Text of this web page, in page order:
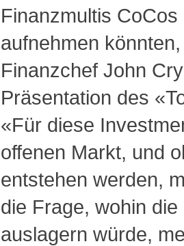
Finanzmultis
aufnehmen
Finanzchef John
Präsentation des
«Für diese
offenen Markt, und
entstehen werden,
die Frage, wohin
auslagern würde,